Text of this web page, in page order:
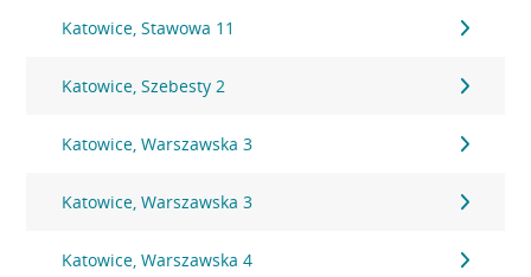
Katowice, Stawowa 11
Katowice, Szebesty 2
Katowice, Warszawska 3
Katowice, Warszawska 3
Katowice, Warszawska 4